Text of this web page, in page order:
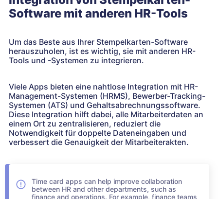
Software mit anderen HR-Tools
Um das Beste aus Ihrer Stempelkarten-Software
herauszuholen, ist es wichtig, sie mit anderen HR-
Tools und -Systemen zu integrieren.
Viele Apps bieten eine nahtlose Integration mit HR-
Management-Systemen (HRMS), Bewerber-Tracking-
Systemen (ATS) und Gehaltsabrechnungssoftware.
Diese Integration hilft dabei, alle Mitarbeiterdaten an
einem Ort zu zentralisieren, reduziert die
Notwendigkeit für doppelte Dateneingaben und
verbessert die Genauigkeit der Mitarbeiterakten.
Time card apps can help improve collaboration
between HR and other departments, such as
finance and operations. For example, finance teams